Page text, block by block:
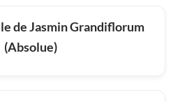
de Jasmin Grandiflorum
(Absolue)